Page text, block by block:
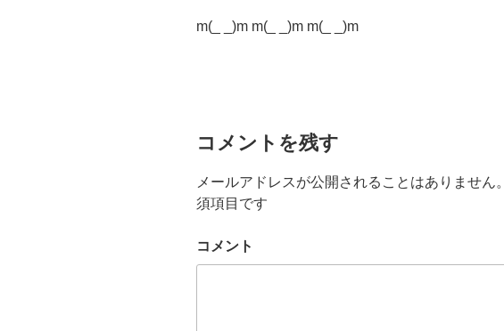
m(_ _)m m(_ _)m m(_ _)m
コメントを残す
メールアドレスが公開されることはありません。
須項目です
コメント